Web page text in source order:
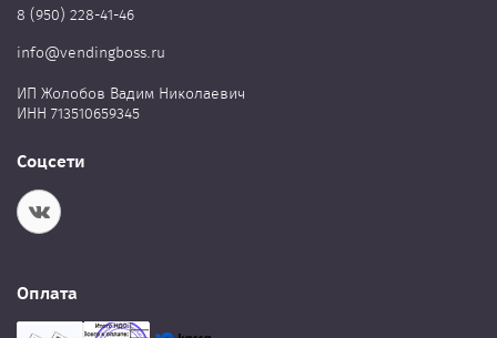
8 (950) 228-41-46
info@vendingboss.ru
ИП Жолобов Вадим Николаевич
ИНН 713510659345
Соцсети
Оплата